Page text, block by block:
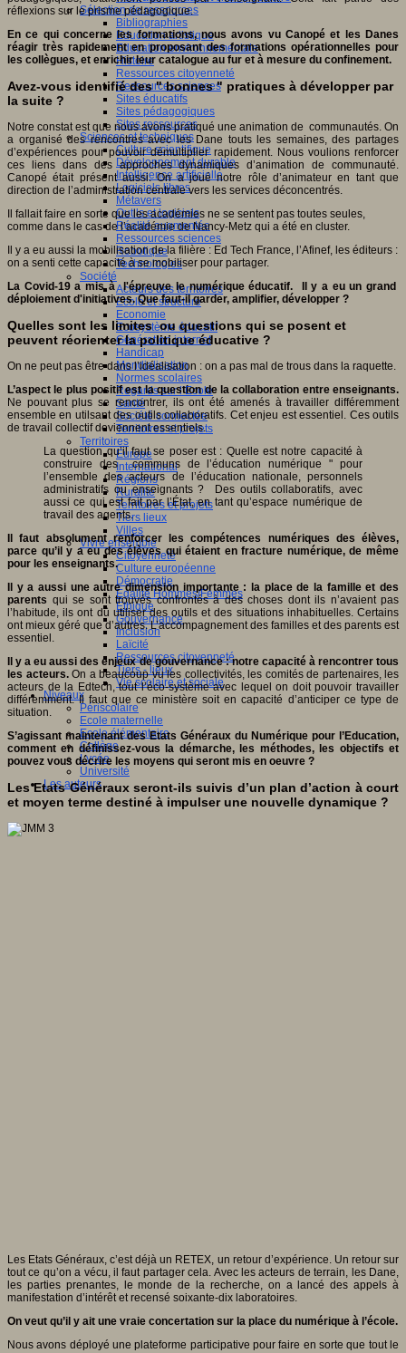
Sélection de ressources
Bibliographies
Education artistique
Education environnementale
Histoire
Ressources citoyenneté
Ressources sciences
Sites éducatifs
Sites pédagogiques
Sites ressources
Sciences et techniques
Culture scientifique
Développement durable
Intelligence artificielle
Logiciels libres
Métavers
Outils et logiciels
Réalité augmentée
Ressources sciences
Robotique
Technologies
Société
Acteurs des territoires
Ecole et structure
Economie
Ecosystème éducatif
Génération internet
Handicap
Mondialisation
Normes scolaires
Regards sur l’Ecole
Santé
Société connectée
Territoires et projets
Territoires
Europe
International
Régions
Ruralité
Territoires et projets
Tiers lieux
Villes
Vivre ensemble
Citoyenneté
Culture européenne
Démocratie
Egalité Hommes/Femmes
Ethique
Gouvernance
Inclusion
Laïcité
Ressources citoyenneté
Tiers - lieux
Vie scolaire et sociale
Niveaux
Périscolaire
Ecole maternelle
Ecole élémentaire
Collège
Lycée
Université
Les auteurs
réflexions sur le prisme pédagogique.
En ce qui concerne les formations, nous avons vu Canopé et les Danes
réagir très rapidement en proposant des formations opérationnelles pour
les coll ègues, et enrichir leur catalogue au fur et à mesure du confinement.
Avez-vous identifié des " bonnes " pratiques à développer par
la suite ?
Notre constat est que nous avons pratiqué une animation de communautés. On
a organisé des rencontres avec les Dane touts les semaines, des partages
d’expériences pour pouvoir démultiplier rapidement. Nous voulions renforcer
ces liens dans des approches dynamiques d’animation de communauté.
Canopé était présent aussi. On a joué notre rôle d’animateur en tant que
direction de l’administration centrale vers les services déconcentrés.
Il fallait faire en sorte que les académies ne se sentent pas toutes seules,
comme dans le cas de l’académie de Nancy-Metz qui a été en cluster.
Il y a eu aussi la mobilisation de la filière : Ed Tech France, l’Afinef, les éditeurs :
on a senti cette capacité à se mobiliser pour partager.
La Covid-19 a misà l'épreuve le numérique éducatif. Il y a eu un grand
déploiement d'initiatives. Que faut-il garder, amplifier, développer ?
Quelles sont les limites ou questions qui se posent et
peuvent réorienter la politique éducative ?
On ne peut pas être dans l’idéalisation : on a pas mal de trous dans la raquette.
L’aspect le plus positif est la question de la collaboration entre enseignants.
Ne pouvant plus se rencontrer, ils ont été amenés à travailler différemment
ensemble en utilsant des outils collaboratifs. Cet enjeu est essentiel. Ces outils
de travail collectif deviennent essentiels.
La question qu’il faut se poser est : Quelle est notre capacité à
construire des communs de l’éducation numérique " pour
l’ensemble des acteurs de l’éducation nationale, personnels
administratifs ou enseignants ? Des outils collaboratifs, avec
aussi ce qui est fait par l’État, en tant qu’espace numérique de
travail des agents.
Il faut absolument renforcer les compétences numériques des élèves,
parce qu’il y a eu des élèves qui étaient en fracture numérique, de même
pour les enseignants.
Il y a aussi une autre dimension importante : la place de la famille et des
parents qui se sont trouvés confrontés à des choses dont ils n’avaient pas
l’habitude, ils ont dû utiliser des outils et des situations inhabituelles. Certains
ont mieux géré que d’autres. L’accompagnement des familles et des parents est
essentiel.
Il y a eu aussi des enjeux de gouvernance : notre capacité à rencontrer tous
les acteurs.On a beaucoup vu les collectivités, les comités de partenaires, les
acteurs de la Edtech, tout l’éco-système avec lequel on doit pouvoir travailler
différemment. Il faut que ce ministère soit en capacité d’anticiper ce type de
situation.
S’agissant maintenant des Etats Généraux du Numérique pour l’Education,
comment en définissez-vous la démarche, les méthodes, les objectifs et
pouvez vous décrire les moyens qui seront mis en oeuvre ?
Les Etats Généraux seront-ils suivis d’un plan d’action à court
et moyen terme destiné à impulser une nouvelle dynamique ?
Les Etats Généraux, c’est déjà un RETEX, un retour d’expérience. Un retour sur
tout ce qu’on a vécu, il faut partager cela. Avec les acteurs de terrain, les Dane,
les parties prenantes, le monde de la recherche, on a lancé des appels à
manifestation d’intérêt et recensé soixante-dix laboratoires.
On veut qu’il y ait une vraie concertation sur la place du numérique à l’école.
Nous avons déployé une plateforme participative pour faire en sorte que tout le